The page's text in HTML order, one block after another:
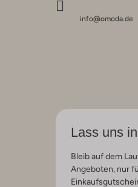
info@omoda.de
Lass uns
Bleib auf dem
Angeboten, nur